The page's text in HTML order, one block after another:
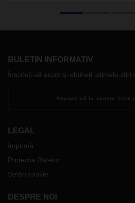
începând cu 1 ianuarie 2022. Trebuie
dispoziția clienții noștri noile tarife de
Dacă aveți nevoie de informații
de contact de la DACHSER.
BULETIN INFORMATIV
Înscrieți-vă acum și obțineți ultimele știri
Abonați-vă la aceste filtre
LEGAL
Imprimă
Protecția Datelor
Setări cookie
DESPRE NOI